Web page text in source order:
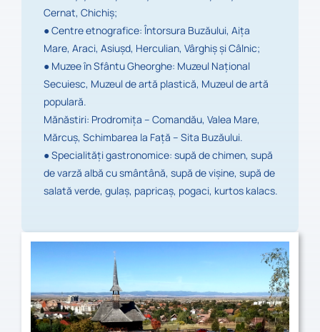
Cernat, Chichiş;
●Centre etnografice: Întorsura Buzăului, Aiţa
Mare, Araci, Asiuşd, Herculian, Vârghiş şi Câlnic;
● Muzee în Sfântu Gheorghe: Muzeul Naţional
Secuiesc, Muzeul de artă plastică, Muzeul de artă
populară.
Mănăstiri: Prodromiţa – Comandău, Valea Mare,
Mărcuş, Schimbarea la Faţă – Sita Buzăului.
●Specialităţi gastronomice: supă de chimen, supă
de varză albă cu smântână, supă de vişine, supă de
salată verde, gulaş, papricaş, pogaci, kurtos kalacs.